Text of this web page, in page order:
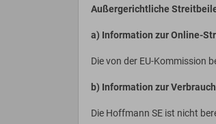
Außergerichtliche
a) Information zur Online-
Die von der EU-Kommission
b) Information zur
Die Hoffmann SE ist nicht